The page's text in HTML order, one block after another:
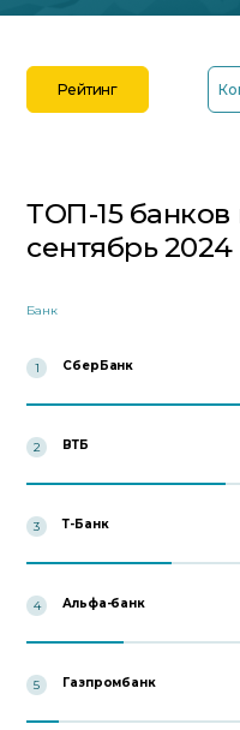
Рейтинг
ТОП-15
сентябрь 2024
Банк
1 СберБанк
2 ВТБ
3 Т-Банк
4 Альфа-банк
5 Газпромбанк